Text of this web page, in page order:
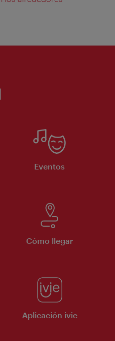
Eventos
Cómo llegar
Aplicación ivie